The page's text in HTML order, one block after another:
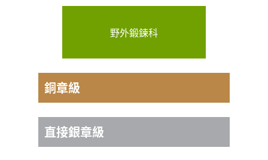
最少52小時， 不少於12個月 (52個星期)
進行
最少52小時， 不少於12個月 (52個星期)
(無須選擇主或副項)
野外鍛鍊科
銅章級
評核旅程 2日1夜
直接銀章級